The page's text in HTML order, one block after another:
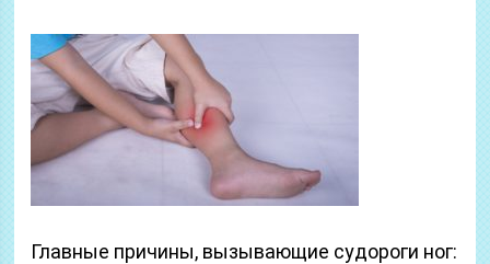
Главные причины, вызывающие судороги ног: